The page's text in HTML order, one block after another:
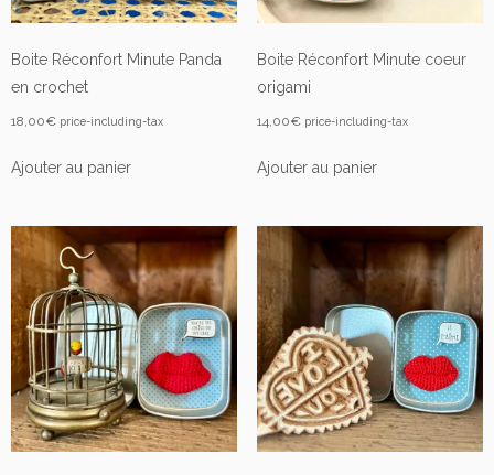
Boite Réconfort Minute Panda
en crochet
18,00€ price-including-tax
Ajouter au panier
Boite Réconfort Minute coeur
origami
14,00€ price-including-tax
Ajouter au panier